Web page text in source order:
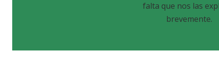
falta que nos las
brevemente.